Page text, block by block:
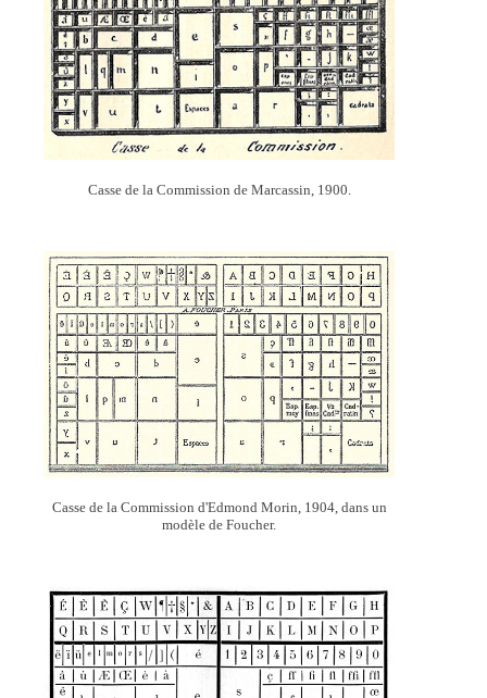
Casse de la Commission de Marcassin, 1900.
Casse de la Commission d'Edmond Morin, 1904, dans un
modèle de Foucher.